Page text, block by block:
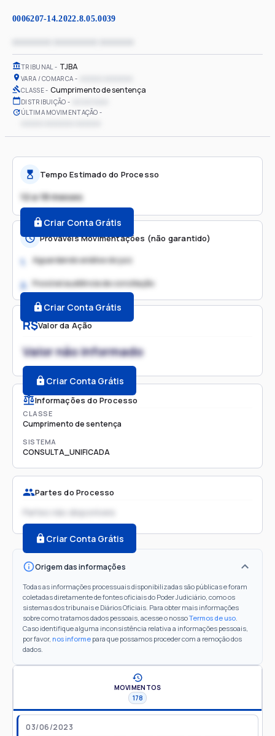
0006207-14.2022.8.05.0039
TRIBUNAL TJBA
VARA / COMARCA
CLASSE Cumprimento de sentença
DISTRIBUIÇÃO
ÚLTIMA MOVIMENTAÇÃO
R$Valor da Ação
Valor não informado
Criar Conta Grátis
Informações do Processo
CLASSE
Cumprimento de sentença
SISTEMA
CONSULTA_UNIFICADA
Partes do Processo
Partes não disponíveis
Criar Conta Grátis
Origem das informações
Todas as informações processuais disponibilizadas são públicas e foram
coletadas diretamente de fontes oficiais do Poder Judiciário, como os
sistemas dos tribunais e Diários Oficiais. Para obter mais informações
sobre como tratamos dados pessoais, acesse o nossoTermos de uso.
Caso identifique alguma inconsistência relativa a informações pessoais,
por favor, nos informe para que possamos proceder com a remoção dos
dados.
Tempo Estimado do Processo
12 a 18 meses
Criar Conta Grátis
Prováveis Movimentações (não garantido)
1. Aguardando análise do juiz
2. Possível audiência de conciliação
Criar Conta Grátis
MOVIMENTOS
178
03/06/2023